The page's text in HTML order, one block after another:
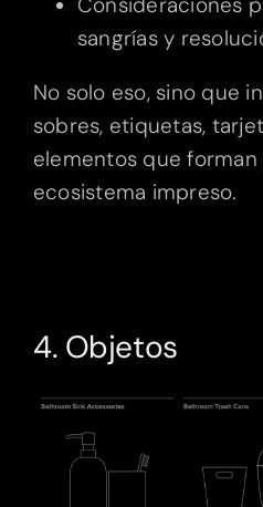
sangrías y
No solo eso, sino que
sobres, etiquetas,
elementos que
ecosistema impreso.
4. Objetos